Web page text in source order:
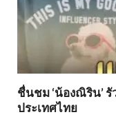
ชื่นชม ‘น้องณิริน’ รั
ประเทศไทย